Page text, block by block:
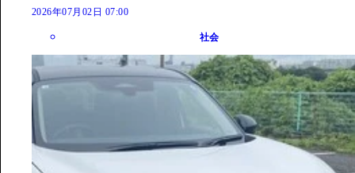
2026年07月02日 07:00
社会